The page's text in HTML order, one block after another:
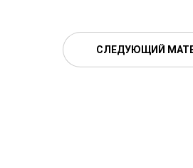
СЛЕДУЮЩИЙ